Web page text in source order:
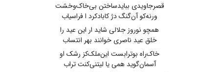
قصرجاویدی ببایدساختن بی‌خاک‌وخشت
ورنه‌کو آن‌گنگ دژ کابادکرد ا فراسیاب
همچو نوروز جلالی شاید ار این عید را
خلق عید ناصری خوانند بهر انتساب
خاک‌راه بوترابست این‌ملک‌کز رشک او
آسمان‌گوید همی یا لیتنی‌کنت تراب